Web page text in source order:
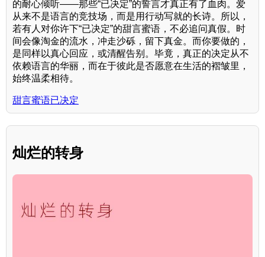
的耐心倾听——那些“已决定”的誓言才真正有了血肉。爱
从来不是语言的竞技场，而是用行动写就的长诗。所以，
若有人对你许下“已决定”的甜言蜜语，不必追问真假。时
间会像淘金的流水，冲走沙砾，留下真金。而你要做的，
是同样以真心回应，或清醒告别。毕竟，真正的决定从不
依赖语言的华丽，而在于彼此是否愿意在生活的褶皱里，
始终温柔相待。
甜言蜜语已决定
灿烂的转身